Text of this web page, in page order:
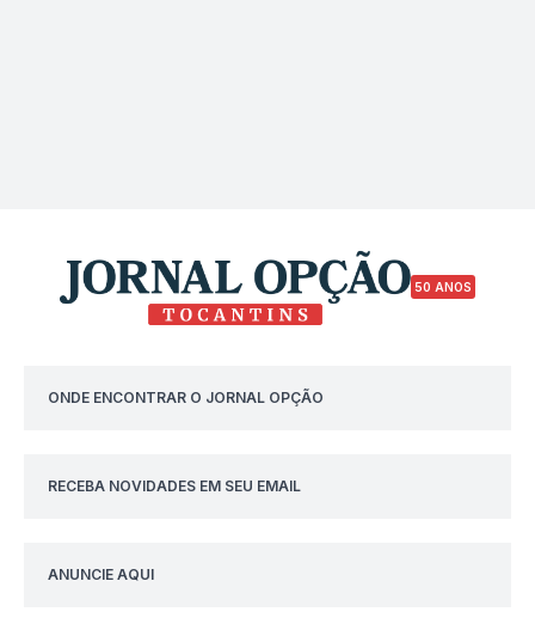
50 ANOS
ONDE ENCONTRAR O JORNAL OPÇÃO
RECEBA NOVIDADES EM SEU EMAIL
ANUNCIE AQUI